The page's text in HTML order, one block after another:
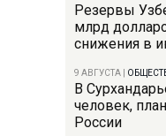
Резервы
млрд
снижения в
9 АВГУСТА
В
человек,
России